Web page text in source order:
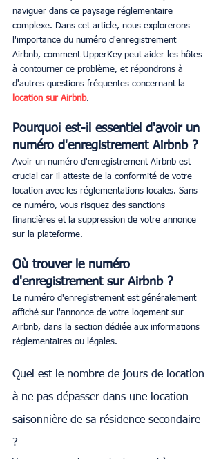
naviguer dans ce paysage réglementaire
complexe. Dans cet article, nous explorerons
l'importance du numéro d'enregistrement
Airbnb, comment UpperKey peut aider les hôtes
à contourner ce problème, et répondrons à
d'autres questions fréquentes concernant la
location sur Airbnb.
Pourquoi est-il essentiel d'avoir un
numéro d'enregistrement Airbnb ?
Avoir un numéro d'enregistrement Airbnb est
crucial car il atteste de la conformité de votre
location avec les réglementations locales. Sans
ce numéro, vous risquez des sanctions
financières et la suppression de votre annonce
sur la plateforme.
Où trouver le numéro
d'enregistrement sur Airbnb ?
Le numéro d'enregistrement est généralement
affiché sur l'annonce de votre logement sur
Airbnb, dans la section dédiée aux informations
réglementaires ou légales.
Quel est le nombre de jours de location
à ne pas dépasser dans une location
saisonnière de sa résidence secondaire
?